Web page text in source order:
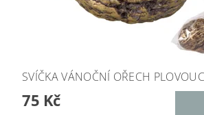
SVÍČKA VÁNOČNÍ OŘECH
75 Kč